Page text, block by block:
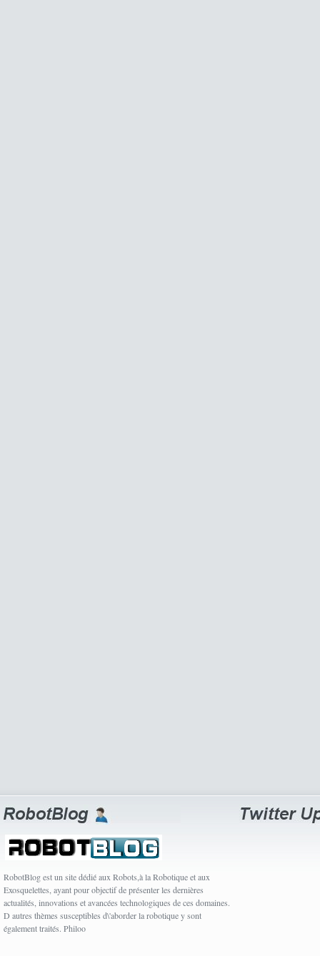
RobotBlog est un site dédié aux Robots,à la Robotique et aux
Exosquelettes, ayant pour objectif de présenter les dernières
actualités, innovations et avancées technologiques de ces domaines.
D autres thèmes susceptibles d\'aborder la robotique y sont
également traités. Philoo